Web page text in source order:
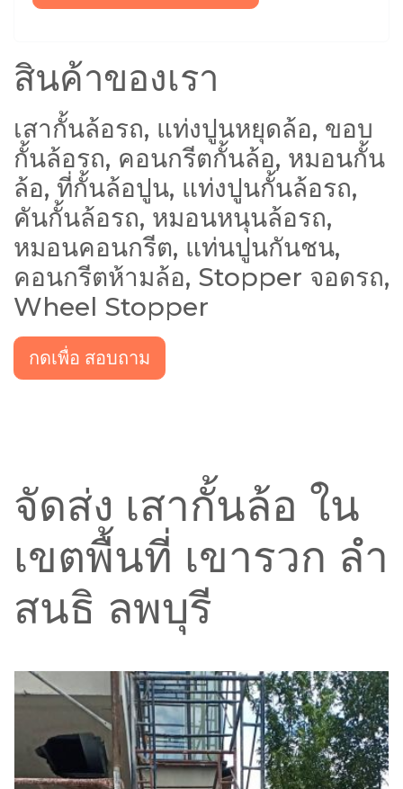
สินค้าของเรา
เสากั้นล้อรถ, แท่งปูนหยุดล้อ, ขอบ
กั้นล้อรถ, คอนกรีตกั้นล้อ, หมอนกั้น
ล้อ, ที่กั้นล้อปูน, แท่งปูนกั้นล้อรถ,
คันกั้นล้อรถ, หมอนหนุนล้อรถ,
หมอนคอนกรีต, แท่นปูนกันชน,
คอนกรีตห้ามล้อ, Stopper จอดรถ,
Wheel Stopper
กดเพื่อ สอบถาม
จัดส่ง เสากั้นล้อ ใน
เขตพื้นที่ เขารวก ลำ
สนธิ ลพบุรี